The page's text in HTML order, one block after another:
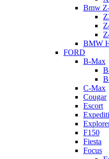
Bmw
BMW
FORD
B-Max
C-Max
Cougar
Escort
F150
Fiesta
Focus